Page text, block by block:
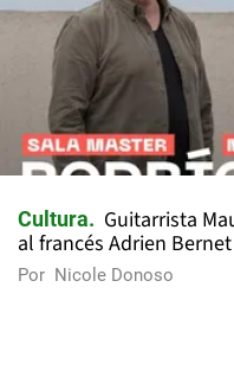
Cultura
Guitarrista
al francés Adrien
Por Nicole Donoso